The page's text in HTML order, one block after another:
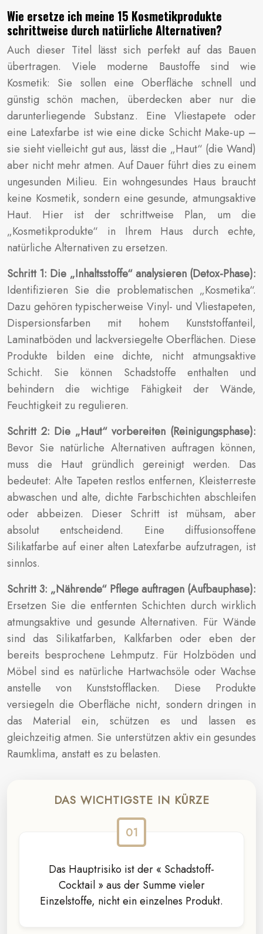
Wie ersetze ich meine 15 Kosmetikprodukte
schrittweise durch natürliche Alternativen?
Auch dieser Titel lässt sich perfekt auf das Bauen
übertragen. Viele moderne Baustoffe sind wie
Kosmetik: Sie sollen eine Oberfläche schnell und
günstig schön machen, überdecken aber nur die
darunterliegende Substanz. Eine Vliestapete oder
eine Latexfarbe ist wie eine dicke Schicht Make-up –
sie sieht vielleicht gut aus, lässt die „Haut“ (die Wand)
aber nicht mehr atmen. Auf Dauer führt dies zu einem
ungesunden Milieu. Ein wohngesundes Haus braucht
keine Kosmetik, sondern eine gesunde, atmungsaktive
Haut. Hier ist der schrittweise Plan, um die
„Kosmetikprodukte“ in Ihrem Haus durch echte,
natürliche Alternativen zu ersetzen.
Schritt 1: Die „Inhaltsstoffe“ analysieren (Detox-Phase):
Identifizieren Sie die problematischen „Kosmetika“.
Dazu gehören typischerweise Vinyl- und Vliestapeten,
Dispersionsfarben mit hohem Kunststoffanteil,
Laminatböden und lackversiegelte Oberflächen. Diese
Produkte bilden eine dichte, nicht atmungsaktive
Schicht. Sie können Schadstoffe enthalten und
behindern die wichtige Fähigkeit der Wände,
Feuchtigkeit zu regulieren.
Schritt 2: Die „Haut“ vorbereiten (Reinigungsphase):
Bevor Sie natürliche Alternativen auftragen können,
muss die Haut gründlich gereinigt werden. Das
bedeutet: Alte Tapeten restlos entfernen, Kleisterreste
abwaschen und alte, dichte Farbschichten abschleifen
oder abbeizen. Dieser Schritt ist mühsam, aber
absolut entscheidend. Eine diffusionsoffene
Silikatfarbe auf einer alten Latexfarbe aufzutragen, ist
sinnlos.
Schritt 3: „Nährende“ Pflege auftragen (Aufbauphase):
Ersetzen Sie die entfernten Schichten durch wirklich
atmungsaktive und gesunde Alternativen. Für Wände
sind das Silikatfarben, Kalkfarben oder eben der
bereits besprochene Lehmputz. Für Holzböden und
Möbel sind es natürliche Hartwachsöle oder Wachse
anstelle von Kunststofflacken. Diese Produkte
versiegeln die Oberfläche nicht, sondern dringen in
das Material ein, schützen es und lassen es
gleichzeitig atmen. Sie unterstützen aktiv ein gesundes
Raumklima, anstatt es zu belasten.
DAS WICHTIGSTE IN KÜRZE
Das Hauptrisiko ist der « Schadstoff-
Cocktail » aus der Summe vieler
Einzelstoffe, nicht ein einzelnes Produkt.